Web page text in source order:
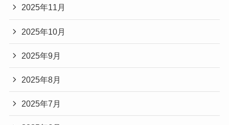
2025年11月
2025年10月
2025年9月
2025年8月
2025年7月